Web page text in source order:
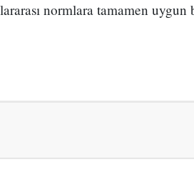
normlara tamamen